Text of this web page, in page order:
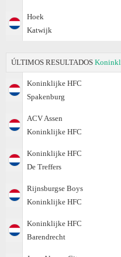
Hoek
Katwijk
ÚLTIMOS RESULTADOS
Koninklijke HFC
Spakenburg
ACV Assen
Koninklijke HFC
Koninklijke HFC
De Treffers
Rijnsburgse Boys
Koninklijke HFC
Koninklijke HFC
Barendrecht